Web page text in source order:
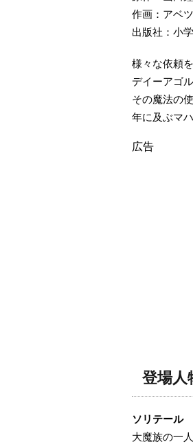
作画：アベ
出版社：小
様々な依頼
デイーアゴ
その魔法の
年に及ぶマ
広告
登場人
ソリテール
大魔族の一人